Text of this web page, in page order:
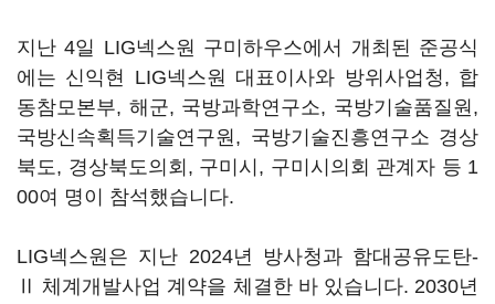
지난 4일 LIG넥스원 구미하우스에서 개최된 준공식
에는 신익현 LIG넥스원 대표이사와 방위사업청, 합
동참모본부, 해군, 국방과학연구소, 국방기술품질원,
국방신속획득기술연구원, 국방기술진흥연구소 경상
북도, 경상북도의회, 구미시, 구미시의회 관계자 등 1
00여 명이 참석했습니다.
LIG넥스원은 지난 2024년 방사청과 함대공유도탄-
Ⅱ 체계개발사업 계약을 체결한 바 있습니다. 2030년